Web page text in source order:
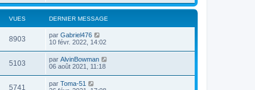
VUES DERNIER MESSAGE
8903 par Gabriel476
10 févr. 2022, 14:02
5103 par AlvinBowman
06 août 2021, 11:18
5741 par Toma-51